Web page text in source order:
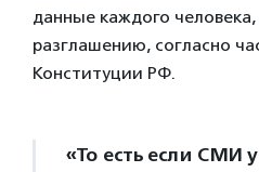
данные каждого
разглашению, согласно
Конституции РФ.
«То есть если СМИ